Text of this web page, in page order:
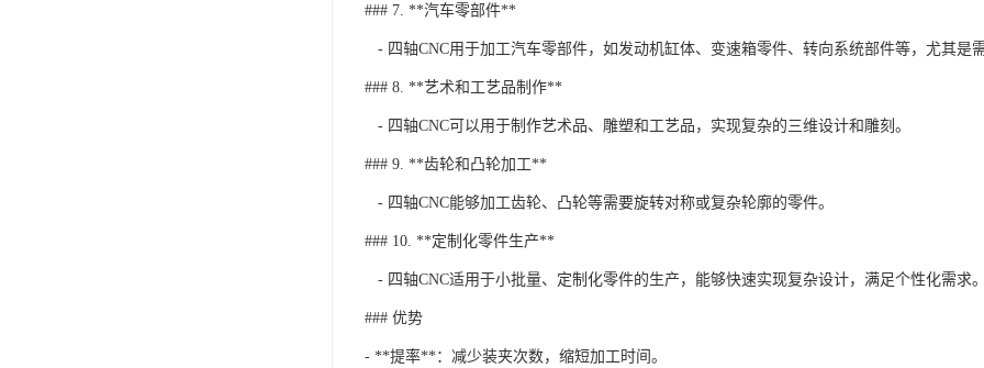
### 7. **汽车零部件**
- 四轴CNC用于加工汽车零部件，如发动机缸体、变速箱零件、转向系统部件等，尤其是
### 8. **艺术和工艺品制作**
- 四轴CNC可以用于制作艺术品、雕塑和工艺品，实现复杂的三维设计和雕刻。
### 9. **齿轮和凸轮加工**
- 四轴CNC能够加工齿轮、凸轮等需要旋转对称或复杂轮廓的零件。
### 10. **定制化零件生产**
- 四轴CNC适用于小批量、定制化零件的生产，能够快速实现复杂设计，满足个性化需求
### 优势
- **提率**：减少装夹次数，缩短加工时间。